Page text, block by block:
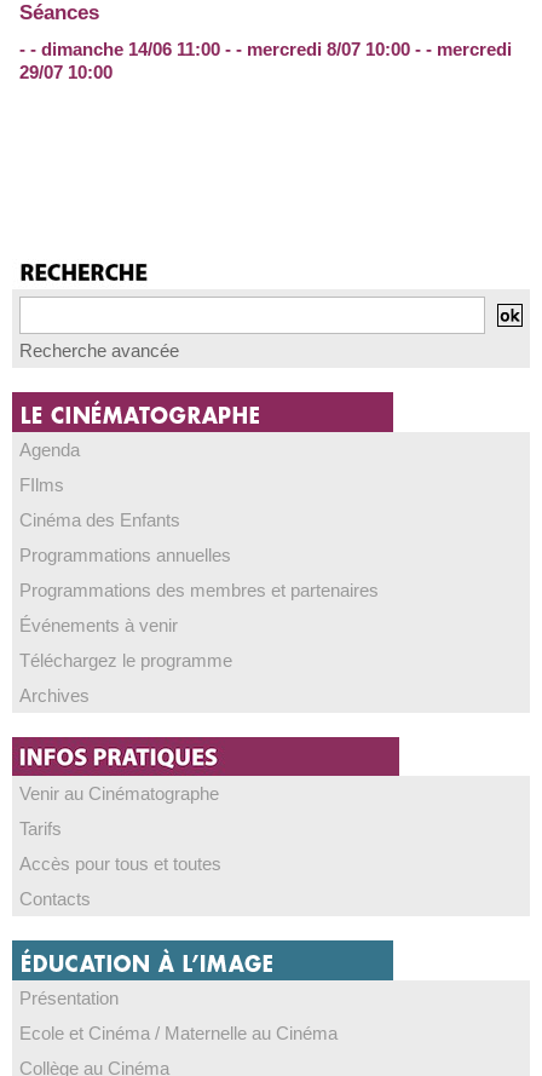
Séances
- - dimanche 14/06 11:00 - - mercredi 8/07 10:00 - - mercredi
29/07 10:00
Recherche avancée
Agenda
FIlms
Cinéma des Enfants
Programmations annuelles
Programmations des membres et partenaires
Événements à venir
Téléchargez le programme
Archives
Venir au Cinématographe
Tarifs
Accès pour tous et toutes
Contacts
Présentation
Ecole et Cinéma / Maternelle au Cinéma
Collège au Cinéma